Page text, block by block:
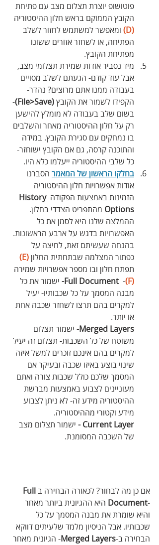
פוטושופ יוצרת תצלום מצב עם פתיחת
הקובץ הממוקם בראש חלון ההיסטוריה
(D)
ומאפשר למשתמש לחזור לשלב
הפתיחה, או לשחזר אזורים ששונו
מפתיחת הקובץ.
מיד נסביר אודות שמירת תצלומי מצב,
אבל עוד קודם- הגעתם לשלב מסויים
בעבודה ממנו אתם מרוצים? נהדר-
הקפידו לשמור את הקובץ (File>Save)
-
בשום שלב בעבודה לא מומלץ להישען
רק על חלון ההיסטוריה מאחר והשלבים
בו נמחקים עם סגירת הקובץ. במידה
והתוכנה קרסה, גם אם הקובץ ישוחזר-
כל שלבי ההיסטוריה ייעלמו כלא היו.
בחלקו הראשון של המאמר הסברנו
אודות אפשרויות חלון ההיסטוריה
הזמינות באמצעות הפקודה History
Options מהתפריט הצדדי בחלון.
ההמלצה שלנו היא לסמן את כל
האפשרויות בדגש על ארבע הראשונות.
בהנחה שעשיתם זאת, לחיצה על
כפתור המצלמה שבתחתית החלון (E)
תפתח חלון ובו מספר אפשרויות שמירה
(F)
-
ישמור את כל
מבנה המסמך על כל שכבותיו- יעיל
למקרים בהם תרצו לשחזר שכבה אחת
או יותר.
Merged Layers- ישמור תצלום
משוטח של כל השכבות- תצלום זה יעיל
למקרים בהם אינכם זוכרים למשל איזה
שינוי בוצע באיזו שכבה ובעיקר אם
המסמך שלכם כולל שכבות צורה ואתם
מעוניינים לצבוע באמצעות מברשת
ההיסטוריה מידע זה- לא ניתן לצבוע
מידע וקטורי מההיסטוריה.
Current Layer -
ישמור תצלום מצב
של השכבה המסומנת.
אם‭ ‬כן‭ ‬מה‭ ‬לבחור‭?‬ לכאורה‭ ‬הבחירה‭ ‬ב‬
Full‭
‬Document
‬הבחירה‭ ‬ב‭-‬
Merged‭ ‬Layers